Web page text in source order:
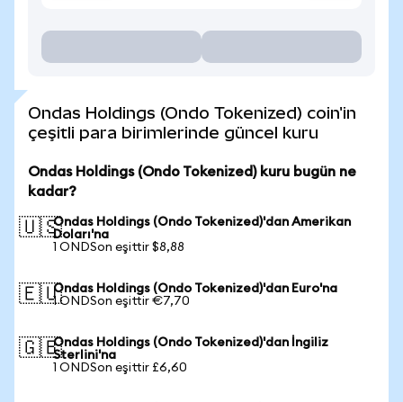
Ondas Holdings (Ondo Tokenized) coin'in
çeşitli para birimlerinde güncel kuru
Ondas Holdings (Ondo Tokenized) kuru bugün ne
kadar?
🇺🇸Ondas Holdings (Ondo Tokenized)'dan Amerikan
Doları'na
1 ONDSon eşittir $8,88
🇪🇺Ondas Holdings (Ondo Tokenized)'dan Euro'na
1 ONDSon eşittir €7,70
🇬🇧Ondas Holdings (Ondo Tokenized)'dan İngiliz
Sterlini'na
1 ONDSon eşittir £6,60